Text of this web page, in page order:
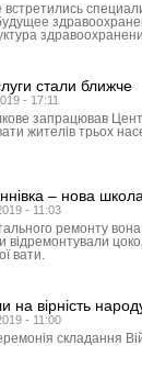
стали ближче
- 17:11
запрацював
жителів трьох
– нова школа
- 11:03
ремонту
відремонтували
вати.
на вірність
- 11:00
складання